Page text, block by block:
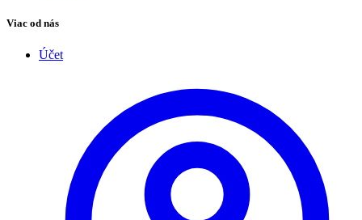
Viac od nás
Účet